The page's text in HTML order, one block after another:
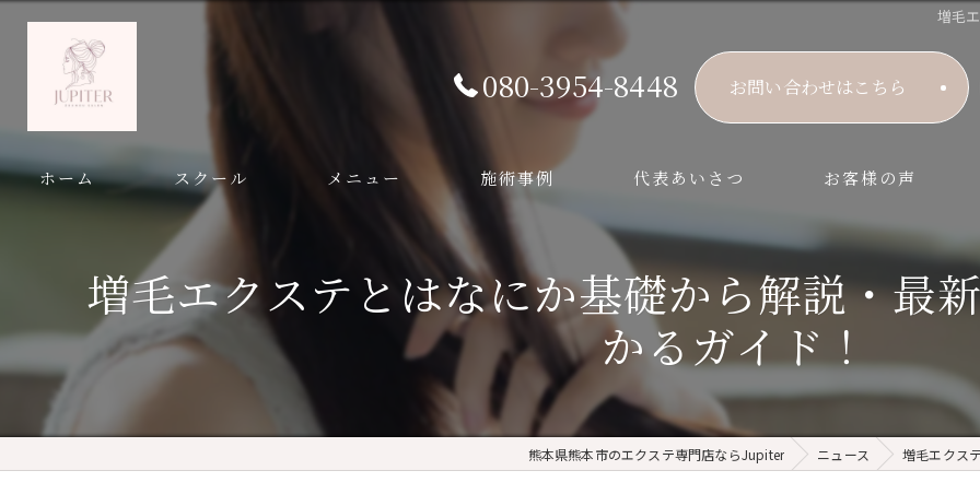
増毛
080-3954-8448 お問い合わせはこちら
ホーム スクール
増毛エクステスクール
まつ毛エクステ講習
メニュー 施術事例 代表あいさつ お客様の声
増毛エクステとはなにか基礎から解説・最
かるガイド！
熊本県熊本市のエクステ専門店ならJupiter ニュース 増毛エクス